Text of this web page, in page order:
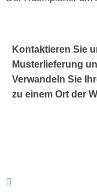
Kontaktieren Sie
Musterlieferung
Verwandeln Sie
zu einem Ort der